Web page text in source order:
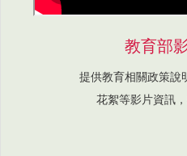
教育部
提供教育相關政策說
花絮等影片資訊